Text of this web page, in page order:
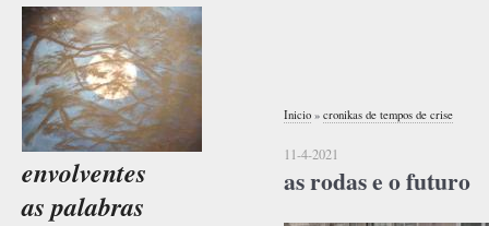
envolventes
as palabras
Inicio » cronikas de tempos de crise
11-4-2021
as rodas e o futuro